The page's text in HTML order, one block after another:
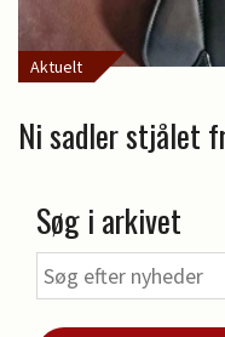
Aktuelt
Ni sadler stjålet
Søg i arkivet